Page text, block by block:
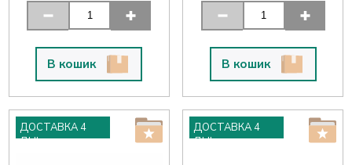
В кошик В кошик
ДОСТАВКА 4
ДНІ
ДОСТАВКА 4
ДНІ